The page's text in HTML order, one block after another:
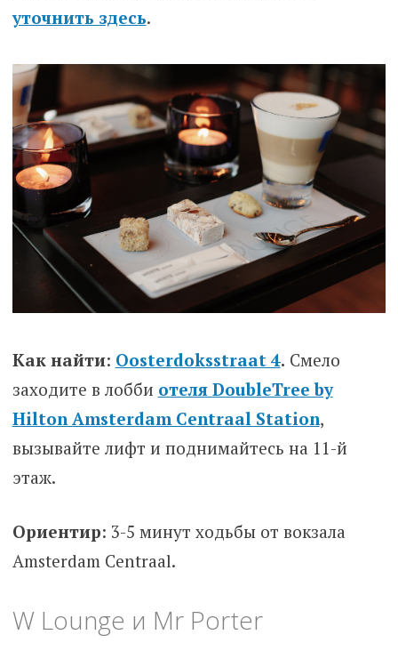
уточнить здесь.
Как найти: Oosterdoksstraat 4. Смело
заходите в лобби отеля DoubleTree by
Hilton Amsterdam Centraal Station,
вызывайте лифт и поднимайтесь на 11-й
этаж.
Ориентир: 3-5 минут ходьбы от вокзала
Amsterdam Centraal.
W Lounge и Mr Porter